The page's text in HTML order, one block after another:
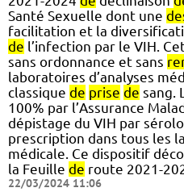
Santé Sexuelle dont une
facilitation et la
de l’infection par le VIH.
sans ordonnance et sans
laboratoires d’analyses
classique de prise de sang.
100% par l’Assurance
dépistage du VIH par
prescription dans tous les
médicale. Ce dispositif
la Feuille de route 2021-
22/03/2024 11:06